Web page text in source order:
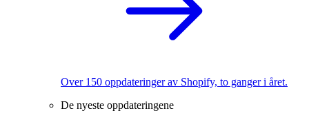
Over 150 oppdateringer av Shopify, to ganger i året.
De nyeste oppdateringene